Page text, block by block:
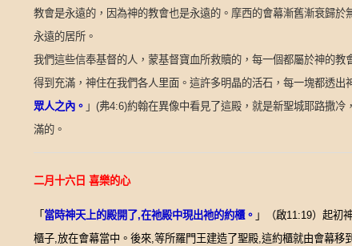
教會是永遠的，因為神的教會也是永遠的。摩西的會幕漸舊漸衰歸
永遠的居所。
我們這些信奉基督的人，蒙基督寶血所救贖的，每一個都屬於神的
得到充滿，神住在我們各人里面。這許多明晶的活石，每一塊都透出
眾人之內。 」 (弗4:6)約翰在異像中看見了這殿，就是新聖城耶路撒
滿的。
二月十六日 喜樂的心
「當時神天上的殿開了,在祂殿中現出祂的約櫃。 」（啟11:19） 起初
櫃子 放在會幕當中。後來 等所羅門王建造了聖殿 這約櫃就由會幕移